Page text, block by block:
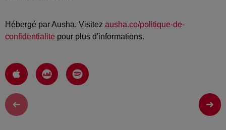
Hébergé par Ausha. Visitez ausha.co/politique-de-
confidentialite pour plus d'informations.